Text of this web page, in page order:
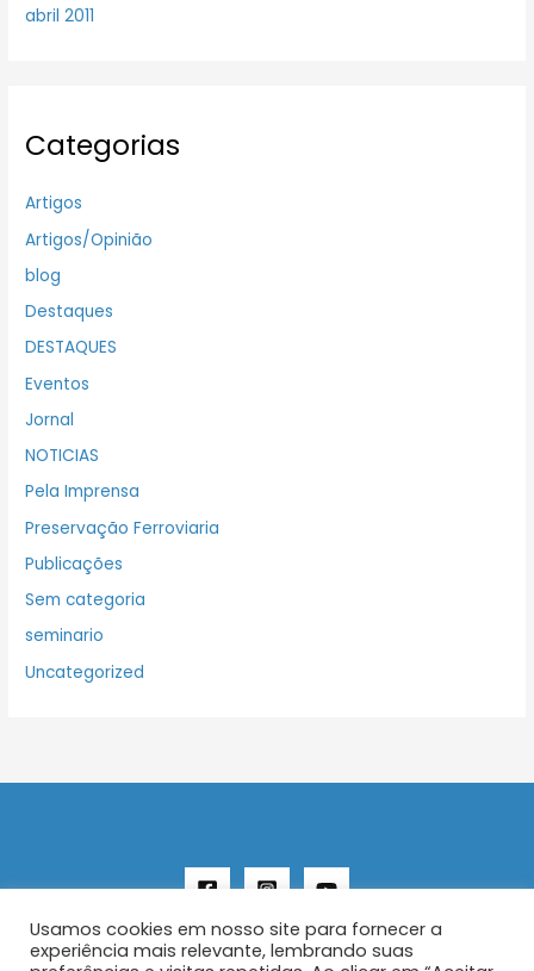
abril 2011
Categorias
Artigos
Artigos/Opinião
blog
Destaques
DESTAQUES
Eventos
Jornal
NOTICIAS
Pela Imprensa
Preservação Ferroviaria
Publicações
Sem categoria
seminario
Uncategorized
Usamos cookies em nosso site para fornecer a
experiência mais relevante, lembrando suas